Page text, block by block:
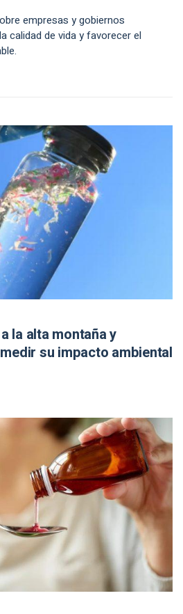
empresas y gobiernos
calidad de vida y favorecer el
la alta montaña y
su impacto ambiental